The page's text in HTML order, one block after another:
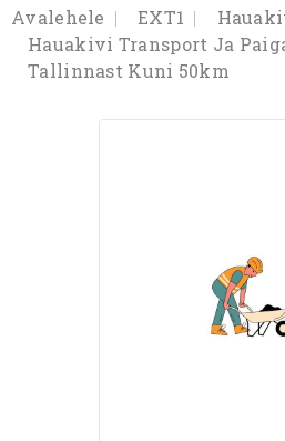
Avalehele EXT1
Hauakivi Transport Ja
Tallinnast Kuni 50km